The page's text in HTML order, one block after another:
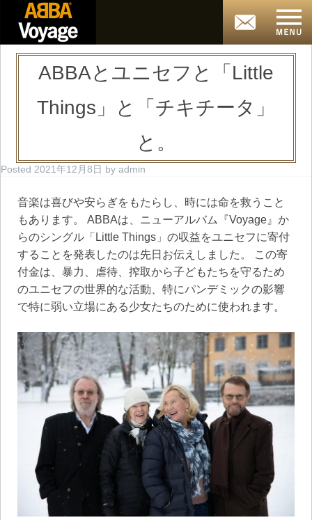
ABBAとユニセフと「Little
Things」と「チキチータ」
と。
Posted 2021年12月8日 by admin
音楽は喜びや安らぎをもたらし、時には命を救うこと
もあります。 ABBAは、ニューアルバム『Voyage』か
らのシングル「Little Things」の収益をユニセフに寄付
することを発表したのは先日お伝えしました。 この寄
付金は、暴力、虐待、搾取から子どもたちを守るため
のユニセフの世界的な活動、特にパンデミックの影響
で特に弱い立場にある少女たちのために使われます。